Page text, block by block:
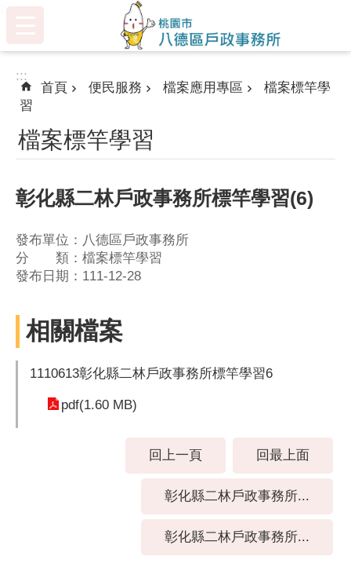
:::
首頁 便民服務 檔案應用專區
檔案標竿學
習
檔案標竿學習
彰化縣二林戶政事務所標竿學習(6)
發布單位：八德區戶政事務所
分 類：檔案標竿學習
發布日期：111-12-28
相關檔案
1110613彰化縣二林戶政事務所標竿學習6
pdf(1.60 MB)
回上一頁 回最上面
彰化縣二林戶政事務所...
彰化縣二林戶政事務所...